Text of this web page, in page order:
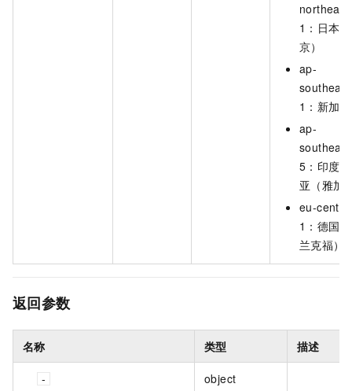
1：日本
京）
ap-
1：新加坡
ap-
5：印度
亚（雅加
eu-
1：德国
兰克福）
返回参数
名称 类型 描述
object